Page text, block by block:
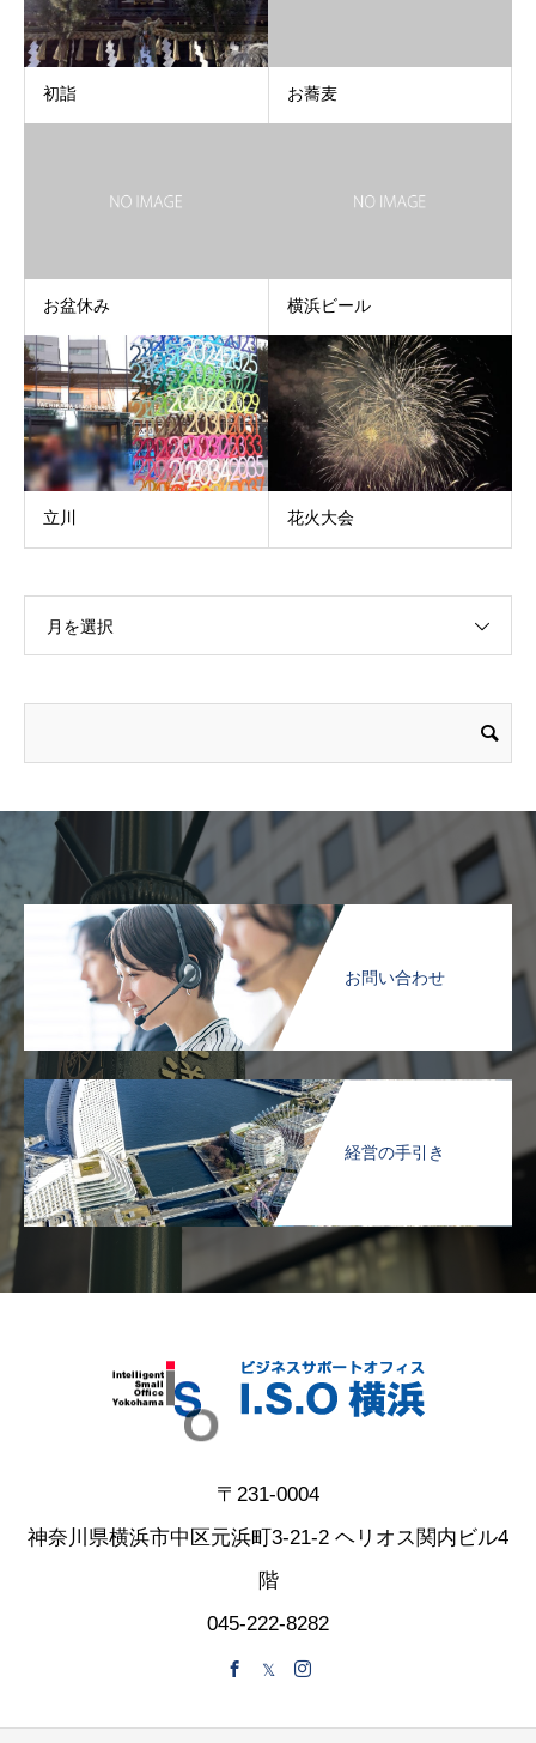
初詣 お蕎麦
お盆休み 横浜ビール
立川 花火大会
月を選択
お問い合わせ
経営の手引き
〒231-0004
神奈川県横浜市中区元浜町3-21-2 ヘリオス関内ビル4
階
045-222-8282